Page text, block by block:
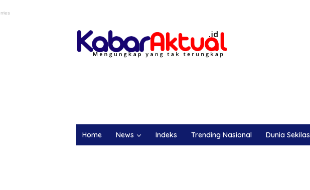
Home News Indeks Trending Nasional Dunia Sekilas